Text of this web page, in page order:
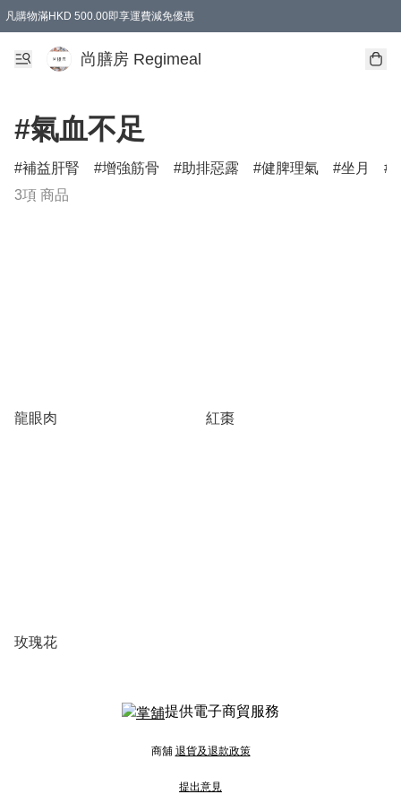
凡購物滿HKD 500.00即享運費減免優惠
尚膳房 Regimeal
#氣血不足
補益肝腎 增強筋骨 助排惡露 健脾理氣 坐月
3項 商品
龍眼肉 紅棗
玫瑰花
提供電子商貿服務
商舖 退貨及退款政策
提出意見